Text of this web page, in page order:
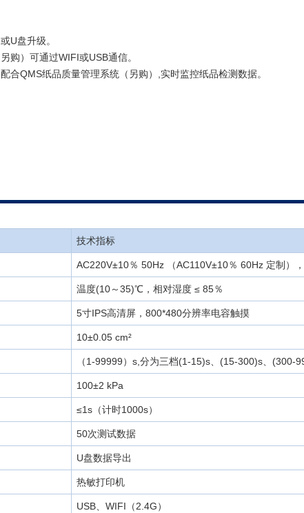
U盘升级。
购）可通过WIFI或USB通信。
合QMS纸品质量管理系统（另购）,实时监控纸品检测数据。
技术指标
AC220V±10％ 50Hz （AC110V±10％ 60Hz 定制）
温度(10～35)℃，相对湿度 ≤ 85％
5寸IPS高清屏，800*480分辨率电容触摸
10±0.05 cm²
（1-99999）s,分为三档(1-15)s、(15-300)s、(300-
100±2 kPa
≤1s（计时1000s）
50次测试数据
U盘数据导出
热敏打印机
USB、WIFI（2.4G）